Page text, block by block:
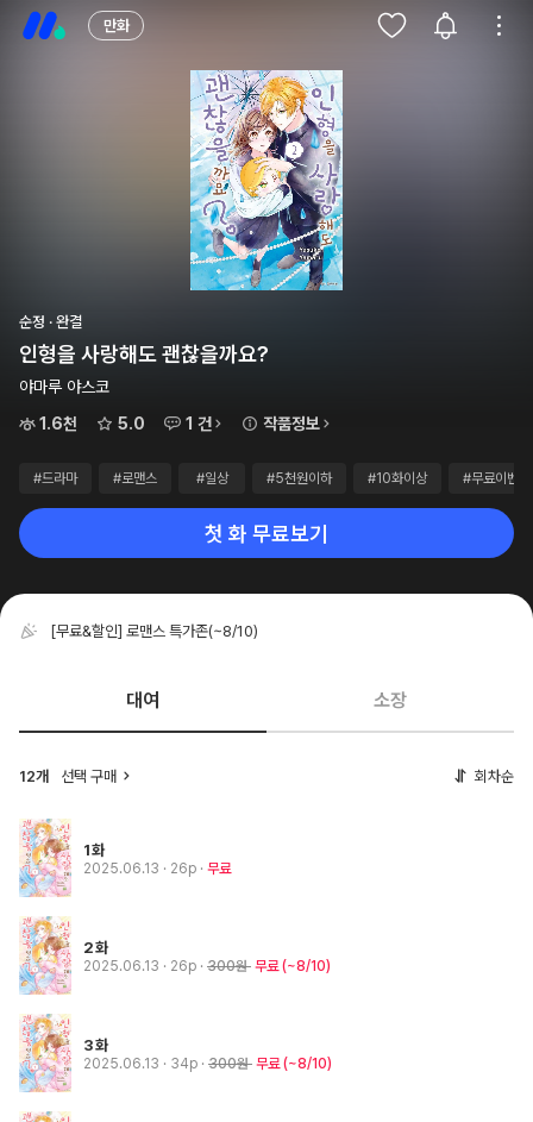
만화
순정 · 완결
인형을 사랑해도 괜찮을까요?
야마루 야스코
1.6천
5.0 1 건 작품정보
#드라마 #로맨스 #일상 #5천원이하 #10화이상 #무료이벤트
첫 화 무료보기
[무료&할인] 로맨스 특가존(~8/10)
대여 소장
12개 선택 구매 회차순
1화
2025.06.13 · 26p 무료
2화
2025.06.13 · 26p 300원 무료 (~8/10)
3화
2025.06.13 · 34p 300원 무료 (~8/10)